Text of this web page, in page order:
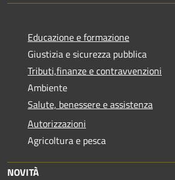
Educazione e formazione
Giustizia e sicurezza pubblica
Tributi,finanze e contravvenzioni
Ambiente
Salute, benessere e assistenza
Autorizzazioni
Agricoltura e pesca
NOVITÀ